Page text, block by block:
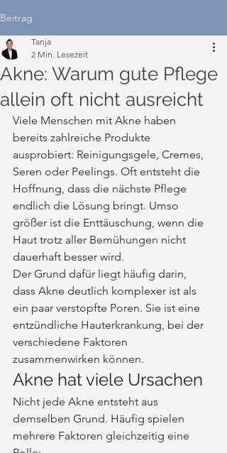
Beitrag
Akne: Warum gute Pflege
allein oft nicht ausreicht
Tanja
2 Min. Lesezeit
Viele Menschen mit Akne haben
bereits zahlreiche Produkte
ausprobiert: Reinigungsgele, Cremes,
Seren oder Peelings. Oft entsteht die
Hoffnung, dass die nächste Pflege
endlich die Lösung bringt. Umso
größer ist die Enttäuschung, wenn die
Haut trotz aller Bemühungen nicht
dauerhaft besser wird.
Der Grund dafür liegt häufig darin,
dass Akne deutlich komplexer ist als
ein paar verstopfte Poren. Sie ist eine
entzündliche Hauterkrankung, bei der
verschiedene Faktoren
zusammenwirken können.
Akne hat viele Ursachen
Nicht jede Akne entsteht aus
demselben Grund. Häufig spielen
mehrere Faktoren gleichzeitig eine